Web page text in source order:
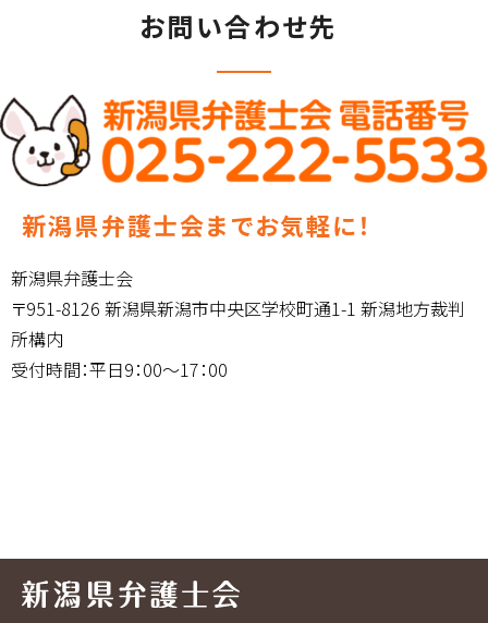
お問い合わせ先
新潟県弁護士会までお気軽に！
新潟県弁護士会
〒951-8126 新潟県新潟市中央区学校町通1-1 新潟地方裁判
所構内
受付時間：平日9：00～17：00